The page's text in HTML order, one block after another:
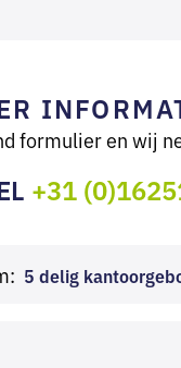
formulier en wij
+31
5 delig